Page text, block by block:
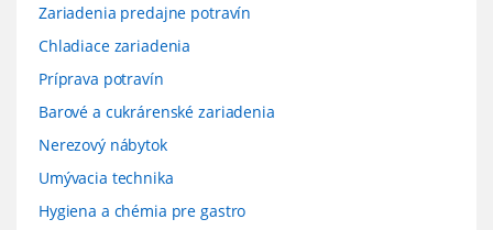
Zariadenia predajne potravín
Chladiace zariadenia
Príprava potravín
Barové a cukrárenské zariadenia
Nerezový nábytok
Umývacia technika
Hygiena a chémia pre gastro